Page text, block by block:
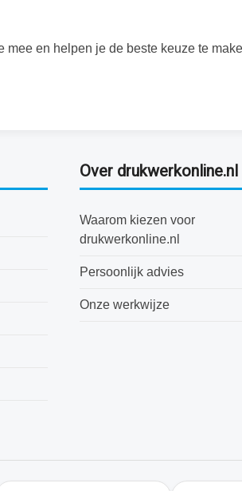
en helpen je de beste keuze te
Over drukwerkonline.nl
Waarom kiezen voor
drukwerkonline.nl
Persoonlijk advies
Onze werkwijze